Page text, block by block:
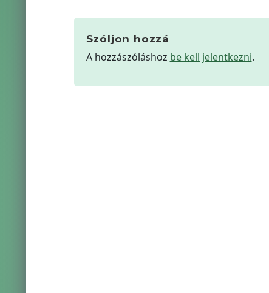
Szóljon hozzá
A hozzászóláshoz be kell jelentkezni.